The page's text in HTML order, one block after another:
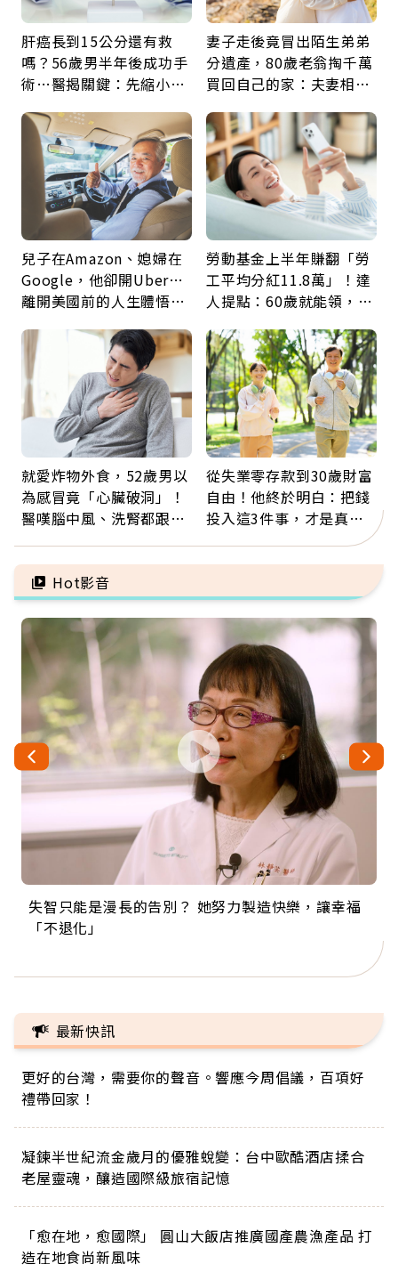
肝癌長到15公分還有救
嗎？56歲男半年後成功手
術…醫揭關鍵：先縮小腫
妻子走後竟冒出陌生弟弟
分遺產，80歲老翁掏千萬
買回自己的家：夫妻相守
兒子在Amazon、媳婦在
Google，他卻開Uber…
離開美國前的人生體悟：
勞動基金上半年賺翻「勞
工平均分紅11.8萬」！達
人提點：60歲就能領，重
就愛炸物外食，52歲男以
為感冒竟「心臟破洞」！
醫嘆腦中風、洗腎都跟它
救
從失業零存款到30歲財富
自由！他終於明白：把錢
投入這3件事，才是真正
Hot影音
失智只能是漫長的告別？ 她努力製造快樂，讓幸福
「不退化」
來自剛果的巧克力神父 為台灣奉獻36年 「台灣是我
的家，我連作夢都講台語！」
63歲卸矽谷副總、搬回台灣找快樂！「蛋黃哥小
丑」走進安養院，逗樂上萬爺奶：退休後才開始真
104歲打破金氏世界紀錄 成為全球最年長羽球選
手，分享長壽的秘密原來是「這個」
事業巔峰他選擇追夢…黑手阿伯拉小提琴還登上小
巨蛋！連CNN都大讚！
最新快訊
更好的台灣，需要你的聲音。響應今周倡議，百項好
禮帶回家！
凝鍊半世紀流金歲月的優雅蛻變：台中歐酷酒店揉合
老屋靈魂，釀造國際級旅宿記憶
「愈在地，愈國際」 圓山大飯店推廣國產農漁產品 打
造在地食尚新風味